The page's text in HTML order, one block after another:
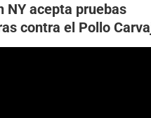
NY acepta pruebas
contra el Pollo